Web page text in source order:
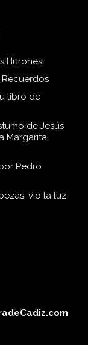
Hurones
libro de
de Jesús
Margarita
Pedro
vio la luz